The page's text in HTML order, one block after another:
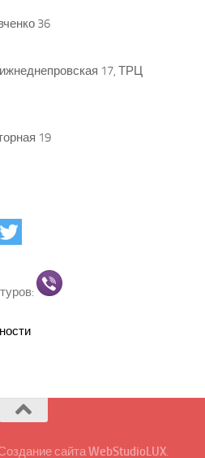
36
17, ТРЦ
19
сайтаWebStudioLUX.